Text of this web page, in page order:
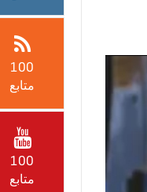
100
متابع
100
متابع